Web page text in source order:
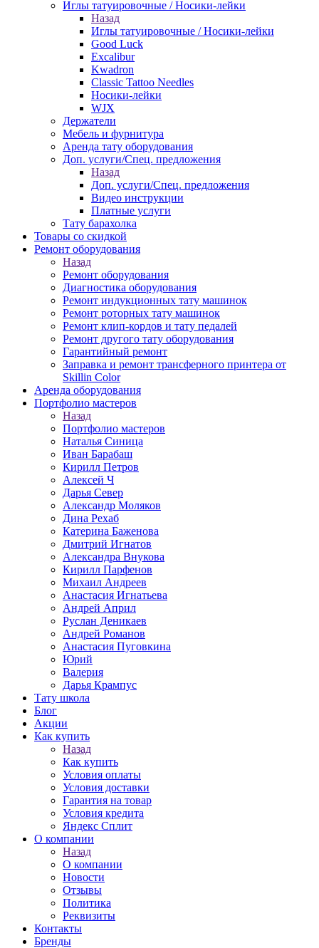
Иглы татуировочные / Носики-лейки
Назад
Иглы татуировочные / Носики-лейки
Good Luck
Excalibur
Kwadron
Classic Tattoo Needles
Носики-лейки
WJX
Держатели
Мебель и фурнитура
Аренда тату оборудования
Доп. услуги/Спец. предложения
Назад
Доп. услуги/Спец. предложения
Видео инструкции
Платные услуги
Тату барахолка
Товары со скидкой
Ремонт оборудования
Назад
Ремонт оборудования
Диагностика оборудования
Ремонт индукционных тату машинок
Ремонт роторных тату машинок
Ремонт клип-кордов и тату педалей
Ремонт другого тату оборудования
Гарантийный ремонт
Заправка и ремонт трансферного принтера от
Skillin Color
Аренда оборудования
Портфолио мастеров
Назад
Портфолио мастеров
Наталья Синица
Иван Барабаш
Кирилл Петров
Алексей Ч
Дарья Север
Александр Моляков
Дина Рехаб
Катерина Баженова
Дмитрий Игнатов
Александра Внукова
Кирилл Парфенов
Михаил Андреев
Анастасия Игнатьева
Андрей Април
Руслан Деникаев
Андрей Романов
Анастасия Пуговкина
Юрий
Валерия
Дарья Крампус
Тату школа
Блог
Акции
Как купить
Назад
Как купить
Условия оплаты
Условия доставки
Гарантия на товар
Условия кредита
Яндекс Сплит
О компании
Назад
О компании
Новости
Отзывы
Политика
Реквизиты
Контакты
Бренды